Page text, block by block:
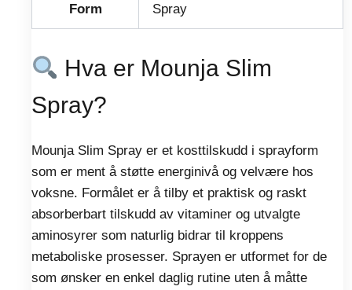
Form Spray
Hva er Mounja Slim
Spray?
Mounja Slim Spray er et kosttilskudd i sprayform
som er ment å støtte energinivå og velvære hos
voksne. Formålet er å tilby et praktisk og raskt
absorberbart tilskudd av vitaminer og utvalgte
aminosyrer som naturlig bidrar til kroppens
metaboliske prosesser. Sprayen er utformet for de
som ønsker en enkel daglig rutine uten å måtte